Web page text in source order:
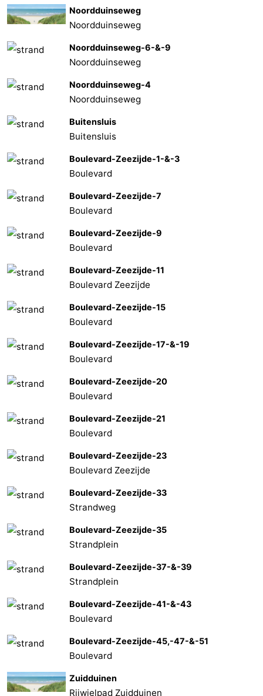
Noordduinseweg
Noordduinseweg
Noordduinseweg-6-&-9
Noordduinseweg
Noordduinseweg-4
Noordduinseweg
Buitensluis
Buitensluis
Boulevard-Zeezijde-1-&-3
Boulevard
Boulevard-Zeezijde-7
Boulevard
Boulevard-Zeezijde-9
Boulevard
Boulevard-Zeezijde-11
Boulevard Zeezijde
Boulevard-Zeezijde-15
Boulevard
Boulevard-Zeezijde-17-&-19
Boulevard
Boulevard-Zeezijde-20
Boulevard
Boulevard-Zeezijde-21
Boulevard
Boulevard-Zeezijde-23
Boulevard Zeezijde
Boulevard-Zeezijde-33
Strandweg
Boulevard-Zeezijde-35
Strandplein
Boulevard-Zeezijde-37-&-39
Strandplein
Boulevard-Zeezijde-41-&-43
Boulevard
Boulevard-Zeezijde-45,-47-&-51
Boulevard
Zuidduinen
Rijwielpad Zuidduinen